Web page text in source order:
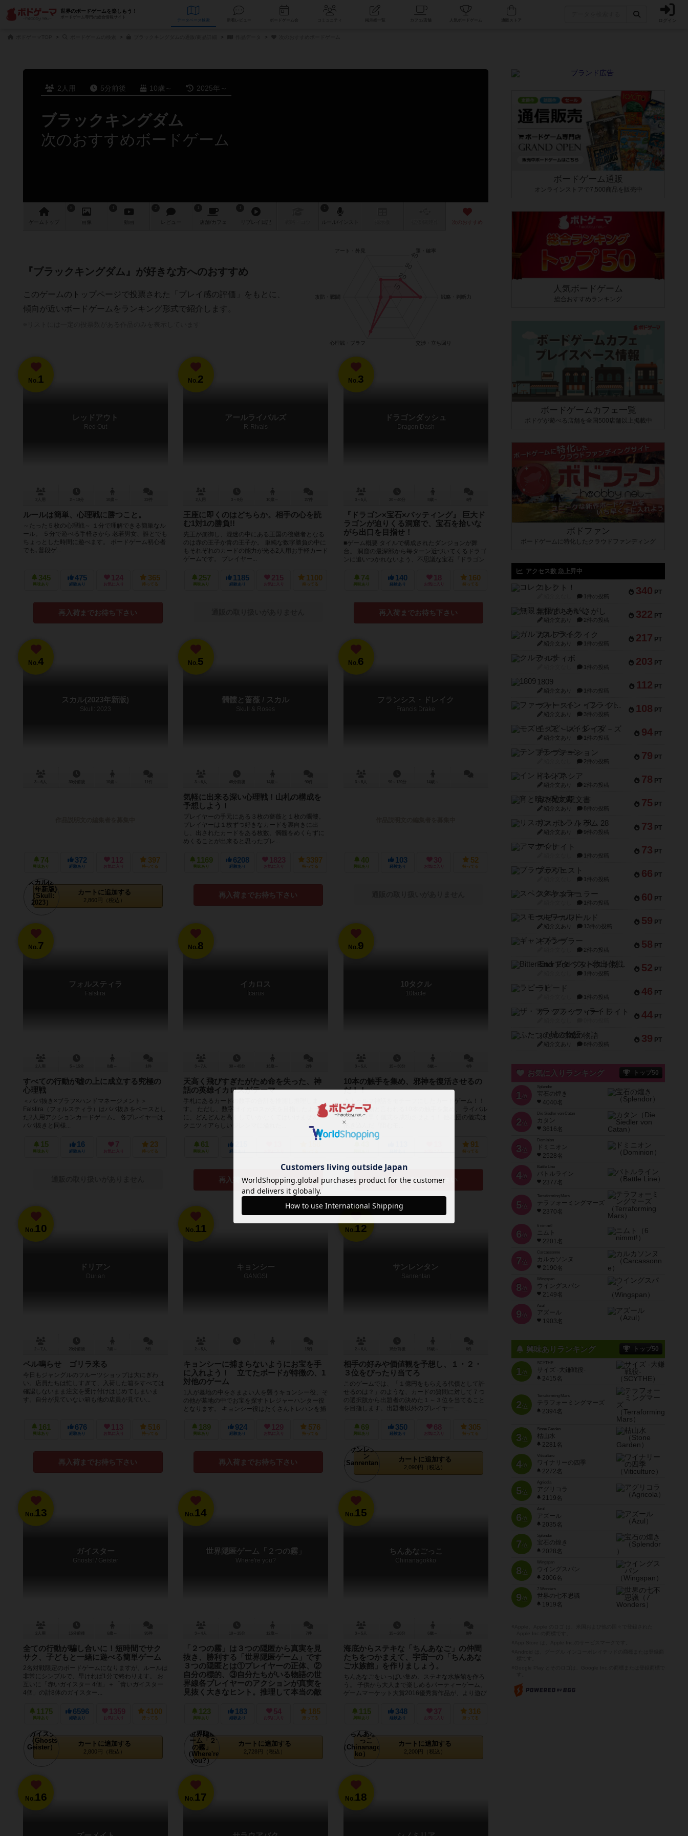
世界のボードゲームを楽しもう！
ボードゲーム専門の総合情報サイト
データベース コミュニティ 人気ボードゲーム ログイン
2人用 5分前後 10歳～ 2025年～
ブラックキングダム
次のおすすめボードゲーム
ゲーム トップ 画像
2
レビュー 店舗/ カフェ リプレイ /インスト 次のおすすめ
『ブラックキングダム』が好きな方へのおすすめ
このゲームのトップページで投票された「プレイ感の評価」をもとに、
傾向が近いボードゲームをランキング形式で紹介します。
No.1
レッドアウト
Red Out
ルールは簡単、心理戦に勝つこと。
～たった５枚の心理戦～ １分で理解できる簡単なル
ール。 ５分で遊べる手軽さから 老若男女、誰とでも
ちょっとした時間に遊べます。 ボードゲーム初心者
でも､普段ゲ...
345
興味あり
475
経験あり
124
お気に入り
365
持ってる
再入荷までお待ち下さい
No.2
アールライバルズ
R-Rivals
王座に即くのはどちらか。相手の心を読
む1対1の勝負!!
先王が崩御し、混迷の中にある王国の後継者となる
のは赤の王子か青の王子か。 単純な数字勝負の中に
もそれぞれのカードの能力が光る2人用お手軽カード
ゲームです。 プレイヤー...
257
興味あり
1185
経験あり
215
お気に入り
1100
持ってる
No.3
ドラゴンダッシュ
Dragon Dash
『ドラゴン×宝石×バッティング』 巨大ド
ラゴンが迫りくる洞窟で、宝石を拾いな
がら出口を目指せ！
■ゲーム概要 タイルで構成されたダンジョンが舞
台。 洞窟の最深部から毎ターン近づいてくるドラゴ
ンに追いつかれないよう、不思議な宝石『ドラゴン
74
興味あり
140
経験あり
18
お気に入り
160
持ってる
再入荷までお待ち下さい
No.4
スカル(2023年新版)
Skull: 2023
74
興味あり
372
経験あり
112
お気に入り
397
持ってる
カートに追加する
2,860円（税込）
No.5
髑髏と薔薇 / スカル
Skull & Roses
気軽に出来る深い心理戦！山札の構成を
予想しよう！
プレイヤーの手元にある３枚の薔薇と１枚の髑髏。
プレイヤーは１枚ずつ好きなカードを裏向きに出
し、出されたカードをある枚数、髑髏をめくらずに
めくることが出来ると思ったプレ...
1169
興味あり
6208
経験あり
1823
お気に入り
3397
持ってる
再入荷までお待ち下さい
No.6
フランシス・ドレイク
Francis Drake
40
興味あり
103
経験あり
30
お気に入り
52
持ってる
No.7
フォルスティラ
Falstira
すべての行動が嘘の上に成立する究極の
心理戦
＜ババ抜き×ブラフ×ハンドマネージメント＞
Falstira（フォルスティラ）はババ抜きをベースとし
た2人用アクションカードゲーム。 各プレイヤーは
ババ抜きと同様...
15
興味あり
16
経験あり
7
お気に入り
23
持ってる
No.8
イカロス
Icarus
天高く飛びすぎたがため命を失った、神
話の英雄イカロスがテーマ
手札にあるカードの数字の合計を推測し推理しま
す。 ただし、数字はイカロスが天を目指したよう
に、どんどんと高くしていかなくてはいけません。
クニツィアらしいジレンマに溢れた...
61
興味あり 経験あり
再入荷までお待ち下さい
No.9
10タクル
10tacle
10本の触手を集め、邪神を復活させるの
だ！！
クトゥルフ神話をモチーフにしたカードゲーム！！
邪神の遺物と言われる10本の触手を集め、 ライバル
教団より早く儀式を成功させよう！ 他教団の儀式は
抱き込んだ『阻むモ...
91
持ってる
再入荷までお待ち下さい
No. 10
ドリアン
Durian
ベル鳴らせ ゴリラ来る
今日もジャングルのフルーツショップは大にぎわ
い。店員たちは忙しすぎて、入荷した箱をすべては
確認しないまま注文を受け付けはじめてしまいま
す。自分が見ていない箱も他の店員が見てい...
161
興味あり
676
経験あり
113
お気に入り
516
持ってる
再入荷までお待ち下さい
No.11
キョンシー
GANGSI
キョンシーに捕まらないようにお宝を手
に入れよう！ 立てたボードが特徴の、1
対他のゲーム
1人が墓地の中をさまよい人を襲うキョンシー役、そ
の他が墓地の中でお宝を探すトレジャーハンター役
となります。 キョンシー役はたくさんトレハンを捕
189
興味あり
924
経験あり
129
お気に入り
576
持ってる
再入荷までお待ち下さい
No.12
サンレンタン
Sanrentan
相手の好みや価値観を予想し、１・２・
３位をぴったり当てろ
このゲームでは、「１億円をもらえる代償として許
せるのは？」のような、カードの質問に対して７つ
の選択肢から出題者の決めた１～３位を当てること
を目指します。出題者以外のプレイヤー...
69
興味あり
350
経験あり
68
お気に入り
305
持ってる
カートに追加する
2,090円（税込）
No.13
ガイスター
Ghosts! / Geister
全ての行動が騙し合いに！短時間でサク
サク、子どもと一緒に遊べる簡単ゲーム
2名対戦限定のボードゲームになりますが、ルールは
非常にシンプルで、早ければ1分で終わります。 お
互いに「赤いガイスター 4個」＋「青いガイスター
4個」の計8体のガイスター...
1175
興味あり
6596
経験あり
1359
お気に入り
4100
持ってる
カートに追加する
2,800円（税込）
No.14
世界隠匿ゲーム「２つの霧」
Where're you?
「２つの霧」は３つの隠匿から真実を見
抜き、勝利する「世界隠匿ゲーム」です
３つの隠匿とは①プレイヤーの正体、②
自分の標的、③自分たちがいる物語の世
界線各プレイヤーのアクションが真実を
見抜く大きなヒント。推理して本当の敵
Twitterでも情報発信中！「@a_boost_games」をフ
ォローください。 ■目次 １．世界隠匿ゲーム「２つ
所...
123
興味あり
183
経験あり
54
お気に入り
185
持ってる
カートに追加する
2,728円（税込）
No.15
ちんあなごっこ
Chinanagokko
海底からステキな「ちんあなご」の仲間
たちをつかまえて、宇宙一の「ちんあな
ご水族館」を作りましょう。
ちんあなごをいっぱい集め、ステキな水族館を作ろ
う。 子供から大人まで楽しめるパーティーゲーム。
ゲームマーケット大賞2016優秀賞作品が、より遊び
115
興味あり
348
経験あり
37
お気に入り
316
持ってる
カートに追加する
2,200円（税込）
No.16 No.17 No.18
ボードゲーム通販
オンラインストアで7,500商品を販売中
人気ボードゲーム
総合おすすめランキング
ボードゲームカフェ一覧
ボドゲが遊べる店舗を全国500店舗以上掲載中
ボドファン
ボードゲームに特化したクラウドファンディング
アクセス数 急上昇中
340 PT
コレクト！
1件の投稿
322 PT
無限まちがいさがし
紹介文あり 2件の投稿
217 PT
ガルフストライク
紹介文あり 1件の投稿
203 PT
クルティボ
1件の投稿
112 PT
1809
紹介文あり 1件の投稿
108 PT
ファースト・イン・フライト
紹介文あり 3件の投稿
94 PT
モズビ－ズ・レイダ－ズ
紹介文あり 1件の投稿
79 PT
テンプテーション
2件の投稿
78 PT
インドネシア
紹介文あり 2件の投稿
75 PT
宵と暁の呪文書
紹介文あり 8件の投稿
73 PT
リスボン・トラム 28
紹介文あり 9件の投稿
73 PT
アマナイト
1件の投稿
66 PT
ブラヴェスト
1件の投稿
60 PT
スペクタキュラー
1件の投稿
59 PT
スモールワールド
紹介文あり 13件の投稿
58 PT
ギャンブラー
2件の投稿
52 PT
Bitter End ブタペスト救出作戦
1件の投稿
46 PT
ラピード
1件の投稿
44 PT
ザ・フラッフィー・ライト
39 PT
ふたつの城の物語
紹介文あり 6件の投稿
お気に入りランキング トップ50
1位
Splendor
宝石の煌き
4040名
2位
Die Siedler von Catan
カタン
3616名
3位
Dominion
ドミニオン
2528名
4位
Battle Line
バトルライン
2377名
5位
Terraforming Mars
テラフォーミングマーズ
2370名
6位
6 nimmt!
ニムト
2201名
7位
Carcassonne
カルカソンヌ
2190名
8位
Wingspan
ウイングスパン
2149名
9位
Azul
アズール
1903名
興味ありランキング トップ50
1位
SCYTHE
サイズ -大鎌戦役-
2415名
2位
Terraforming Mars
テラフォーミングマーズ
2394名
3位
Stone Garden
枯山水
2281名
4位
Viticulture
ワイナリーの四季
2272名
5位
Agricola
アグリコラ
2119名
6位
Azul
アズール
2035名
7位
Splendor
宝石の煌き
2028名
8位
Wingspan
ウイングスパン
2006名
9位
7 Wonders
世界の七不思議
1919名